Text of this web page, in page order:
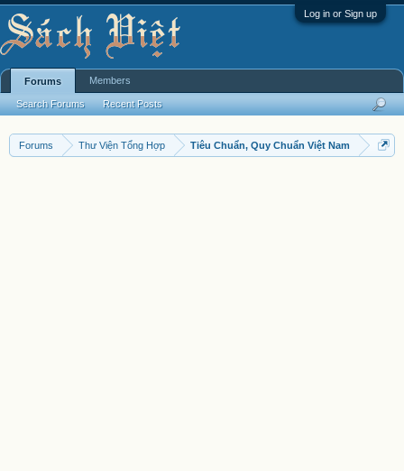
Log in or Sign up
Forums Thư Viện Tổng Hợp Tiêu Chuẩn, Quy Chuẩn Việt Nam
Forums
Search Forums Recent Posts
Members